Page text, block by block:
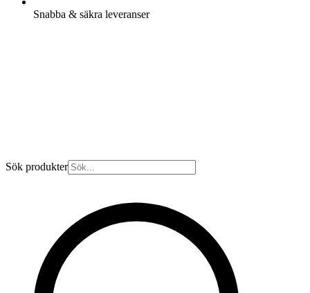
Snabba & säkra leveranser
Sök produkter